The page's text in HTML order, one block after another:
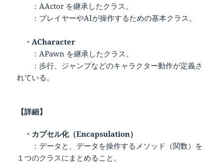
：AActor を継承したクラス。
：プレイヤーやAIが操作するための基本クラス。
・ACharacter
：APawn を継承したクラス。
：歩行、ジャンプなどのキャラクター動作が定義さ
れている。
【詳細】
・カプセル化（Encapsulation）
：データと、データを操作するメソッド（関数）を
１つのクラスにまとめること。